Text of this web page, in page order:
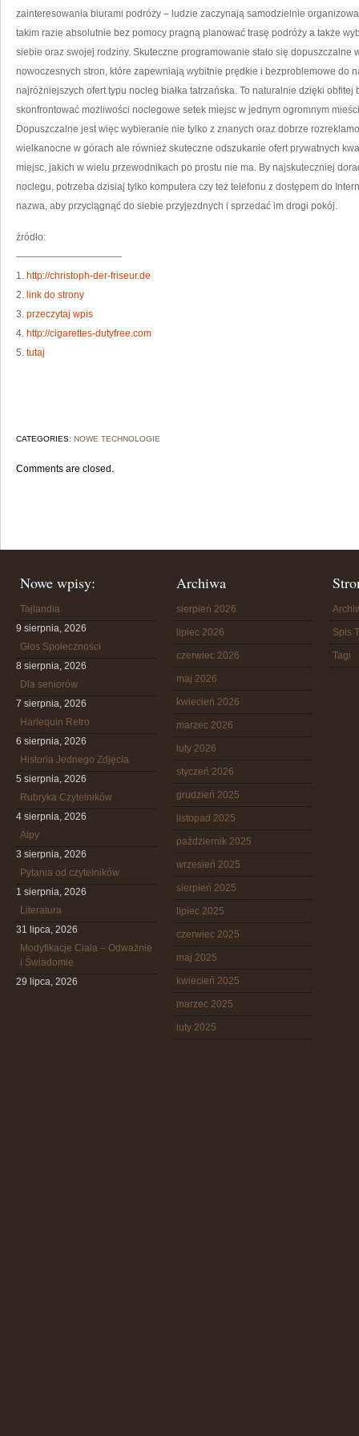
zainteresowania biurami podróży – ludzie zaczynają samodzielnie
takim razie absolutnie bez pomocy pragną planować trasę podróży a także
siebie oraz swojej rodziny. Skuteczne programowanie stało się dopuszczalne
nowoczesnych stron, które zapewniają wybitnie prędkie i bezproblemowe do
najróżniejszych ofert typu nocleg białka tatrzańska. To naturalnie dzięki
skonfrontować możliwości noclegowe setek miejsc w jednym ogromnym
Dopuszczalne jest więc wybieranie nie tylko z znanych oraz dobrze
wielkanocne w górach ale również skuteczne odszukanie ofert prywatnych
miejsc, jakich w wielu przewodnikach po prostu nie ma. By najskuteczniej
noclegu, potrzeba dzisiaj tylko komputera czy też telefonu z dostępem do
nazwa, aby przyciągnąć do siebie przyjezdnych i sprzedać im drogi pokój.
źródło:
———————————
1. http://christoph-der-friseur.de
2. link do strony
3. przeczytaj wpis
4. http://cigarettes-dutyfree.com
5. tutaj
CATEGORIES: NOWE TECHNOLOGIE
Comments are closed.
Nowe wpisy:
Tajlandia
9 sierpnia, 2026
Głos Społeczności
8 sierpnia, 2026
Dla seniorów
7 sierpnia, 2026
Harlequin Retro
6 sierpnia, 2026
Historia Jednego Zdjęcia
5 sierpnia, 2026
Rubryka Czytelników
4 sierpnia, 2026
Alpy
3 sierpnia, 2026
Pytania od czytelników
1 sierpnia, 2026
Literatura
31 lipca, 2026
Modyfikacje Ciała – Odważnie
i Świadomie
29 lipca, 2026
Archiwa
sierpień 2026
lipiec 2026
czerwiec 2026
maj 2026
kwiecień 2026
marzec 2026
luty 2026
styczeń 2026
grudzień 2025
listopad 2025
październik 2025
wrzesień 2025
sierpień 2025
lipiec 2025
czerwiec 2025
maj 2025
kwiecień 2025
marzec 2025
luty 2025
Spis
Tagi